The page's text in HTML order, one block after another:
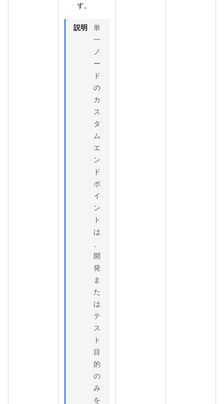
す。
説明 単
一
ノ
ー
ド
の
カ
ス
タ
ム
エ
ン
ド
ポ
イ
ン
ト
は
、
開
発
ま
た
は
テ
ス
ト
目
的
の
み
を